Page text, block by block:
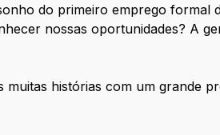
do primeiro emprego formal
nossas oportunidades? A
histórias com um grande